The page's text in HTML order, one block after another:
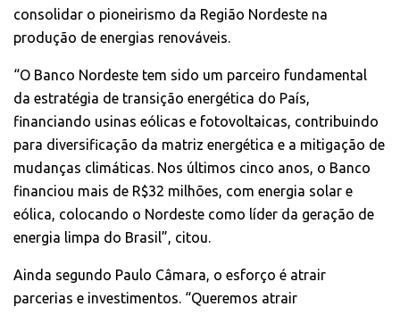
consolidar o pioneirismo da Região Nordeste na
produção de energias renováveis.
“O Banco Nordeste tem sido um parceiro fundamental
da estratégia de transição energética do País,
financiando usinas eólicas e fotovoltaicas, contribuindo
para diversificação da matriz energética e a mitigação de
mudanças climáticas. Nos últimos cinco anos, o Banco
financiou mais de R$32 milhões, com energia solar e
eólica, colocando o Nordeste como líder da geração de
energia limpa do Brasil”, citou.
Ainda segundo Paulo Câmara, o esforço é atrair
parcerias e investimentos. “Queremos atrair